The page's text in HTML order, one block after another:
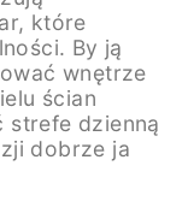
które
By ją
wnętrze
ścian
strefe dzienną
dobrze ja